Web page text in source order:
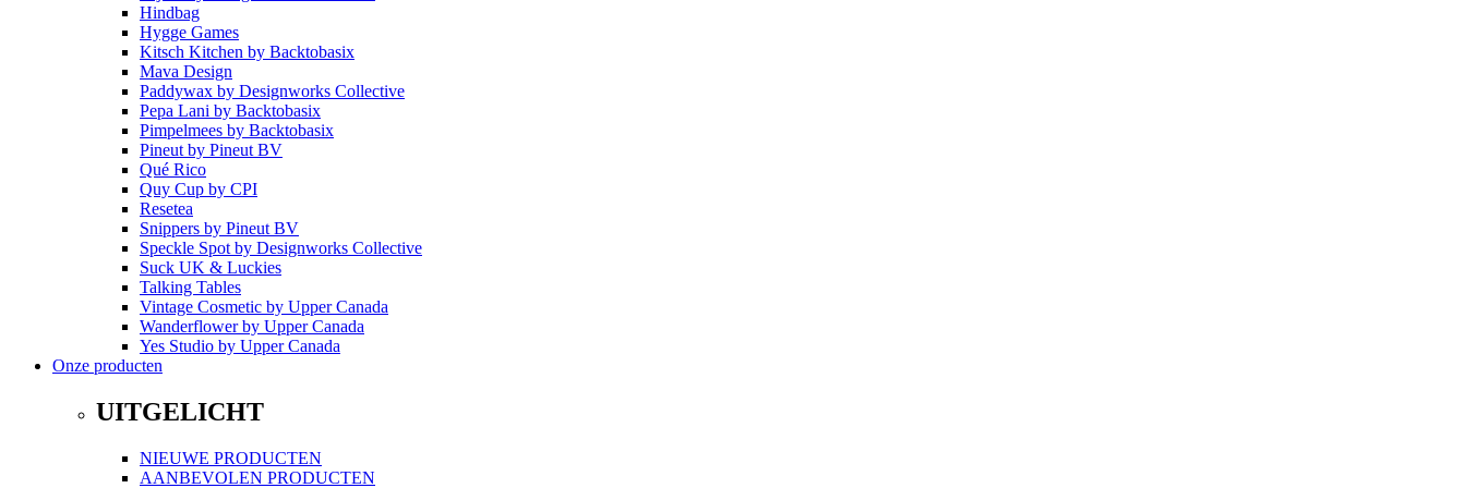
Hindbag
Hygge Games
Kitsch Kitchen by Backtobasix
Mava Design
Paddywax by Designworks Collective
Pepa Lani by Backtobasix
Pimpelmees by Backtobasix
Pineut by Pineut BV
Qué Rico
Quy Cup by CPI
Resetea
Snippers by Pineut BV
Speckle Spot by Designworks Collective
Suck UK & Luckies
Talking Tables
Vintage Cosmetic by Upper Canada
Wanderflowerby Upper Canada
Yes Studio by Upper Canada
Onze producten
UITGELICHT
NIEUWE PRODUCTEN
AANBEVOLEN PRODUCTEN